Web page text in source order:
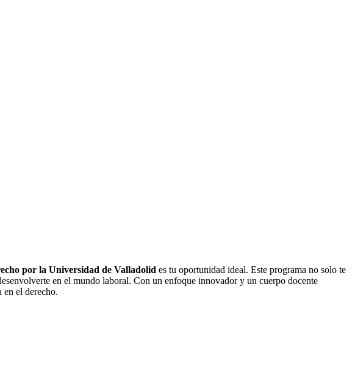
por la Universidad de Valladolid es tu oportunidad ideal. Este programa no solo te
en el mundo laboral. Con un enfoque innovador y un cuerpo docente
en el derecho.